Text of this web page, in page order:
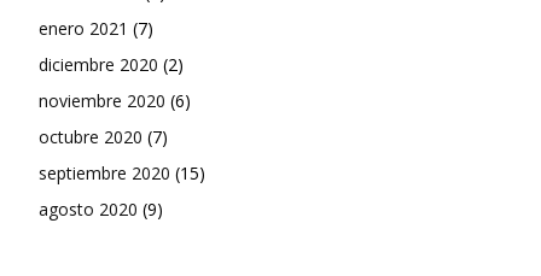
enero 2021 (7)
diciembre 2020 (2)
noviembre 2020 (6)
octubre 2020 (7)
septiembre 2020 (15)
agosto 2020 (9)